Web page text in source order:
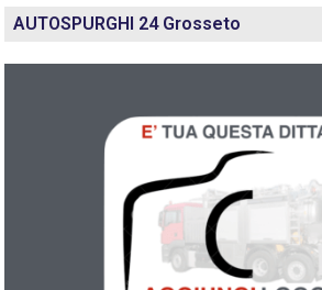
AUTOSPURGHI 24 Grosseto